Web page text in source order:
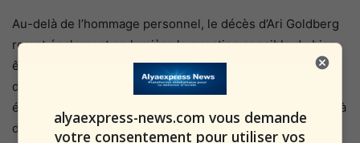
Au-delà de l’hommage personnel, le décès d’Ari Goldberg
remet également en lumière la question sensible du bien-
être des soldats, en particulier des soldats isolés. Selon
des données officielles, 22 cas sont actuellement ou ont
été examinés par le passé dans le cadre d’enquêtes liées à
des suspicions de suicide : 12 soldats du service
alyaexpress-news.com vous demande
votre consentement pour utiliser vos